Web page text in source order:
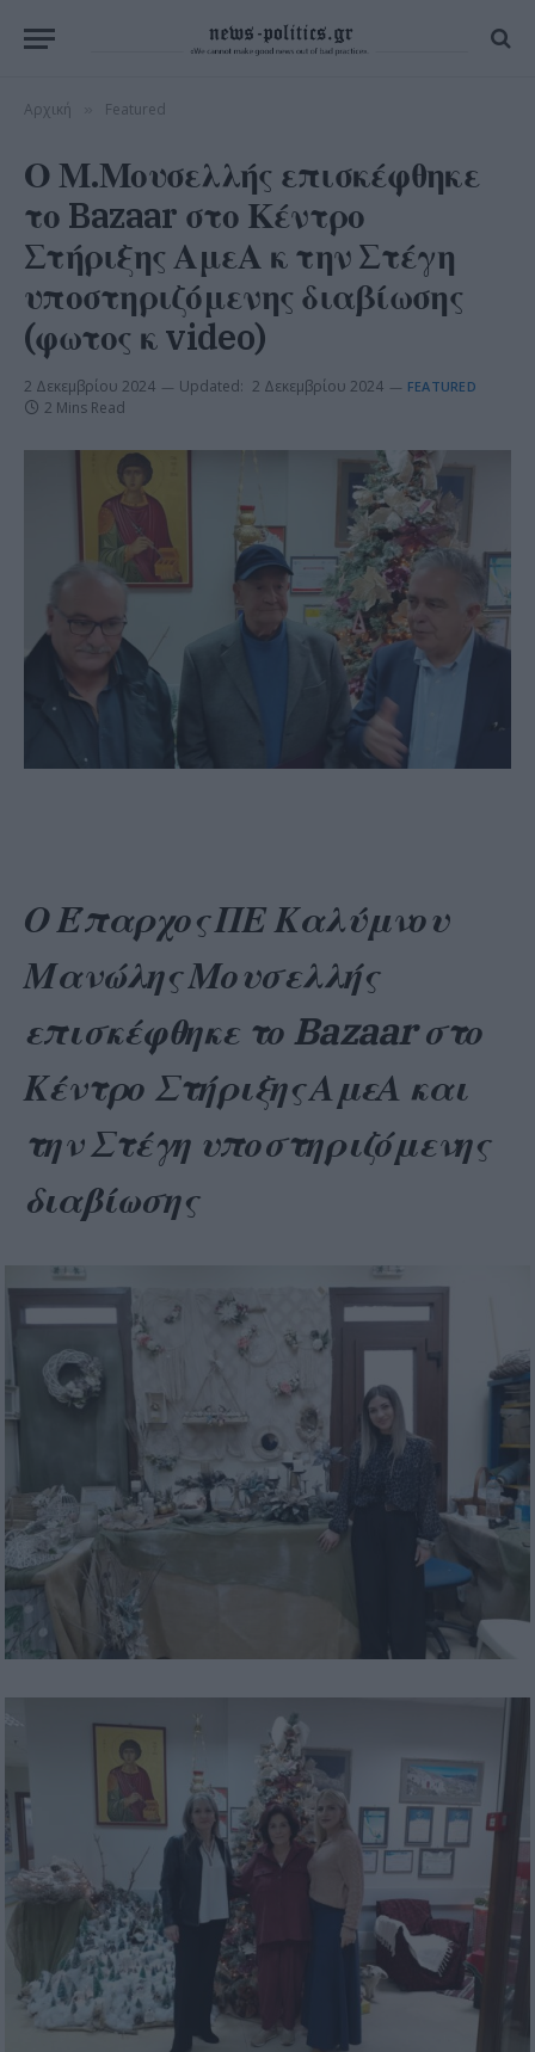
Αρχική Featured
Ο Μ.Μουσελλής επισκέφθηκε
το Bazaar στο Κέντρο
Στήριξης ΑμεΑ κ την Στέγη
υποστηριζόμενης διαβίωσης
(φωτος κ video)
2 Δεκεμβρίου 2024 Updated: 2 Δεκεμβρίου 2024 FEATURED
2 Mins Read
Ο Έπαρχος ΠΕ Καλύμνου
Μανώλης Μουσελλής
επισκέφθηκε τοBazaarστο
Κέντρο Στήριξης ΑμεΑ και
την Στέγη υποστηριζόμενης
διαβίωσης